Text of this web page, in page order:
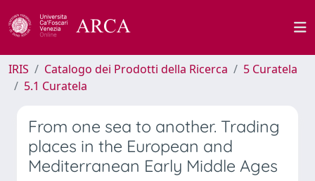
IRIS Catalogo dei Prodotti della Ricerca
5 Curatela
5.1 Curatela
From one sea to another. Trading
places in the European and
Mediterranean Early Middle Ages